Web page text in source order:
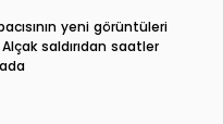
yeni görüntüleri
saldırıdan saatler